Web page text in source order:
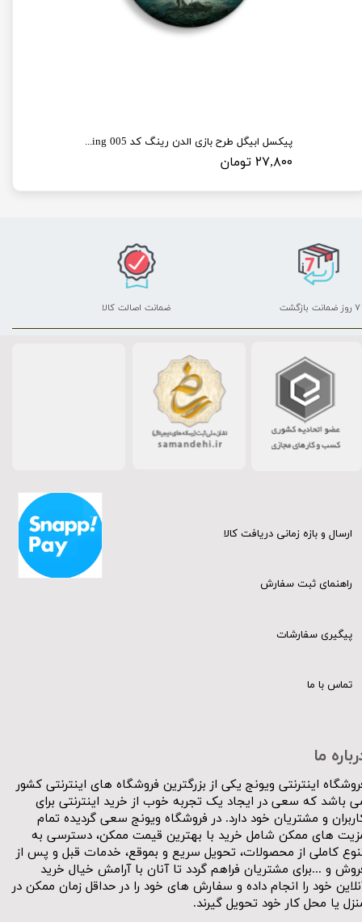
پیکسل ابیگل طرح بازی الدن رینگ کد elden ring 005
۲۷,۸۰۰ تومان
ما
اینترنتی ویونج یکی از بزرگترین فروشگاه های اینترنتی کشور
باشد که سعی در ایجاد یک تجربه خوب از خرید اینترنتی برای
و مشتریان خود دارد. در فروشگاه ویونج سعی گردیده تمام
های ممکن شامل خرید با بهترین قیمت ممکن، دسترسی به
کاملی از محصولات، تحویل سریع و بموقع، خدمات قبل و پس از
و ...برای مشتریان فراهم گردد تا آنان با آرامش خیال خرید
خود را انجام داده و سفارش های خود را در حداقل زمان ممکن در
یا محل کار خود تحویل گیرند.​​​​​​​
ارسال و بازه زمانی دریافت کالا
راهنمای ثبت سفارش
پیگیری سفارشات
تماس با ما
۷ روز ضمانت بازگشت ضمانت اصالت کالا